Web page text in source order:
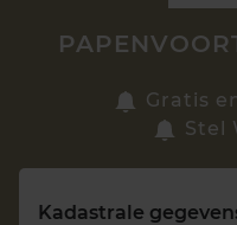
Zoek een woning
Gratis
Stel
Kadastrale